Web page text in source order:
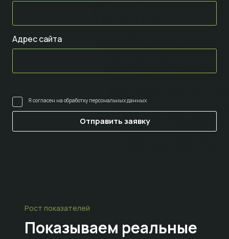
Адрес сайта
Я согласен на обработку персональных данных
Рост показателей
Показываем реальные